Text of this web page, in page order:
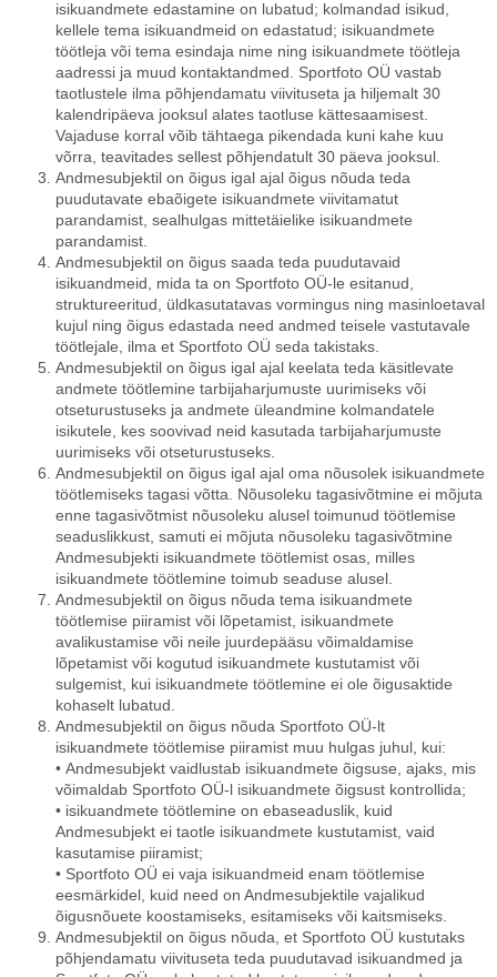
isikuandmete edastamine on lubatud; kolmandad isikud,
kellele tema isikuandmeid on edastatud; isikuandmete
töötleja või tema esindaja nime ning isikuandmete töötleja
aadressi ja muud kontaktandmed. Sportfoto OÜ vastab
taotlustele ilma põhjendamatu viivituseta ja hiljemalt 30
kalendripäeva jooksul alates taotluse kättesaamisest.
Vajaduse korral võib tähtaega pikendada kuni kahe kuu
võrra, teavitades sellest põhjendatult 30 päeva jooksul.
Andmesubjektil on õigus igal ajal õigus nõuda teda
puudutavate ebaõigete isikuandmete viivitamatut
parandamist, sealhulgas mittetäielike isikuandmete
parandamist.
Andmesubjektil on õigus saada teda puudutavaid
isikuandmeid, mida ta on Sportfoto OÜ-le esitanud,
struktureeritud, üldkasutatavas vormingus ning masinloetaval
kujul ning õigus edastada need andmed teisele vastutavale
töötlejale, ilma et Sportfoto OÜ seda takistaks.
Andmesubjektil on õigus igal ajal keelata teda käsitlevate
andmete töötlemine tarbijaharjumuste uurimiseks või
otseturustuseks ja andmete üleandmine kolmandatele
isikutele, kes soovivad neid kasutada tarbijaharjumuste
uurimiseks või otseturustuseks.
Andmesubjektil on õigus igal ajal oma nõusolek isikuandmete
töötlemiseks tagasi võtta. Nõusoleku tagasivõtmine ei mõjuta
enne tagasivõtmist nõusoleku alusel toimunud töötlemise
seaduslikkust, samuti ei mõjuta nõusoleku tagasivõtmine
Andmesubjekti isikuandmete töötlemist osas, milles
isikuandmete töötlemine toimub seaduse alusel.
Andmesubjektil on õigus nõuda tema isikuandmete
töötlemise piiramist või lõpetamist, isikuandmete
avalikustamise või neile juurdepääsu võimaldamise
lõpetamist või kogutud isikuandmete kustutamist või
sulgemist, kui isikuandmete töötlemine ei ole õigusaktide
kohaselt lubatud.
Andmesubjektil on õigus nõuda Sportfoto OÜ-lt
isikuandmete töötlemise piiramist muu hulgas juhul, kui:
• Andmesubjekt vaidlustab isikuandmete õigsuse, ajaks, mis
võimaldab Sportfoto OÜ-l isikuandmete õigsust kontrollida;
• isikuandmete töötlemine on ebaseaduslik, kuid
Andmesubjekt ei taotle isikuandmete kustutamist, vaid
kasutamise piiramist;
• Sportfoto OÜ ei vaja isikuandmeid enam töötlemise
eesmärkidel, kuid need on Andmesubjektile vajalikud
õigusnõuete koostamiseks, esitamiseks või kaitsmiseks.
Andmesubjektil on õigus nõuda, et Sportfoto OÜ kustutaks
põhjendamatu viivituseta teda puudutavad isikuandmed ja